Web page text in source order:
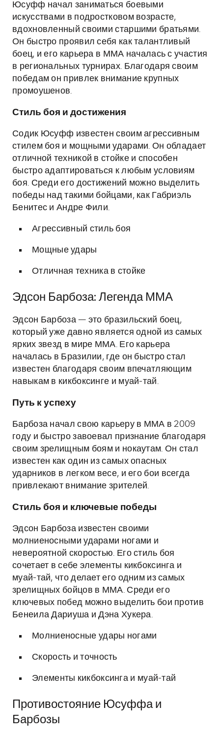
Юсуфф начал заниматься боевыми
искусствами в подростковом возрасте,
вдохновленный своими старшими братьями.
Он быстро проявил себя как талантливый
боец, и его карьера в ММА началась с участия
в региональных турнирах. Благодаря своим
победам он привлек внимание крупных
промоушенов.
Стиль боя и достижения
Содик Юсуфф известен своим агрессивным
стилем боя и мощными ударами. Он обладает
отличной техникой в стойке и способен
быстро адаптироваться к любым условиям
боя. Среди его достижений можно выделить
победы над такими бойцами, как Габриэль
Бенитес и Андре Фили.
Агрессивный стиль боя
Мощные удары
Отличная техника в стойке
Эдсон Барбоза: Легенда ММА
Эдсон Барбоза — это бразильский боец,
который уже давно является одной из самых
ярких звезд в мире ММА. Его карьера
началась в Бразилии, где он быстро стал
известен благодаря своим впечатляющим
навыкам в кикбоксинге и муай-тай.
Путь к успеху
Барбоза начал свою карьеру в ММА в 2009
году и быстро завоевал признание благодаря
своим зрелищным боям и нокаутам. Он стал
известен как один из самых опасных
ударников в легком весе, и его бои всегда
привлекают внимание зрителей.
Стиль боя и ключевые победы
Эдсон Барбоза известен своими
молниеносными ударами ногами и
невероятной скоростью. Его стиль боя
сочетает в себе элементы кикбоксинга и
муай-тай, что делает его одним из самых
зрелищных бойцов в ММА. Среди его
ключевых побед можно выделить бои против
Бенеила Дариуша и Дэна Хукера.
Молниеносные удары ногами
Скорость и точность
Элементы кикбоксинга и муай-тай
Противостояние Юсуффа и
Барбозы